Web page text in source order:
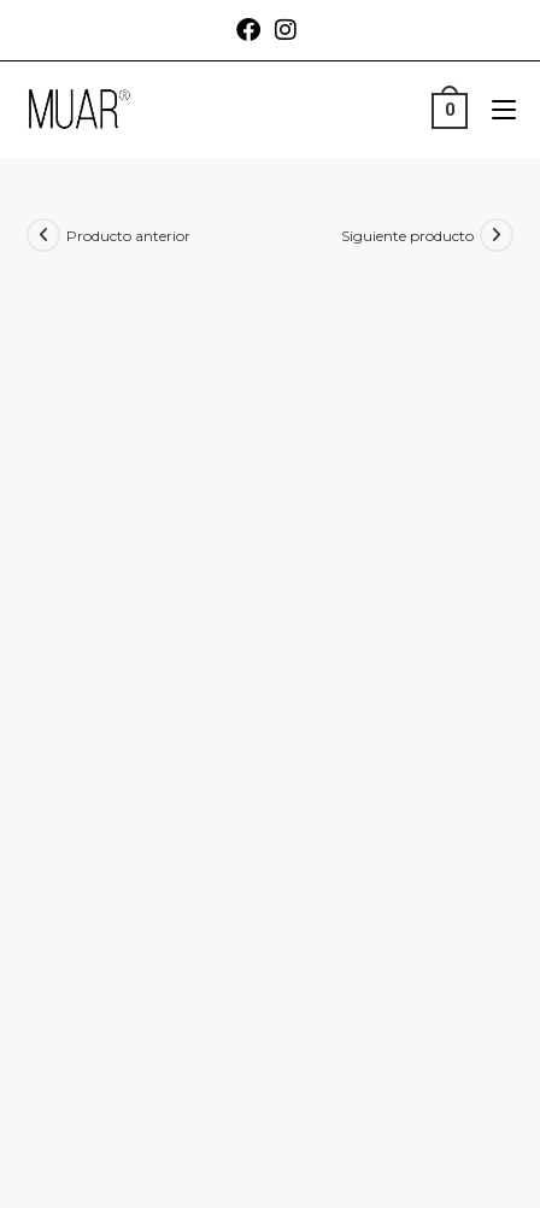
0
Producto anterior Siguiente producto